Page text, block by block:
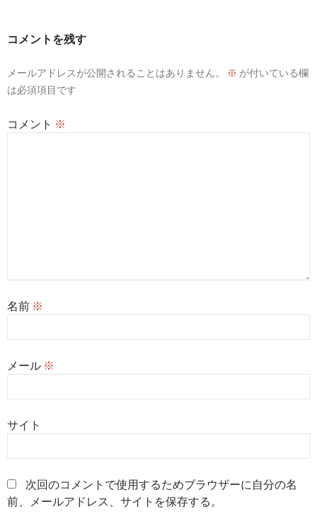
シ
ン
コメントを残す
メールアドレスが公開されることはありません。 ※ が付いている欄
は必須項目です
コメント ※
名前 ※
メール ※
サイト
次回のコメントで使用するためブラウザーに自分の名
前、メールアドレス、サイトを保存する。